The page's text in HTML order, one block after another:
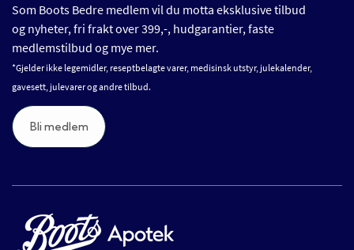
Som Boots Bedre medlem vil du motta eksklusive tilbud
og nyheter, fri frakt over 399,-, hudgarantier, faste
medlemstilbud og mye mer.
*Gjelder ikke legemidler, reseptbelagte varer, medisinsk utstyr, julekalender,
gavesett, julevarer og andre tilbud.
Bli medlem